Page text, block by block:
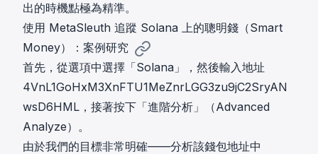
出的時機點極為精準。
使用 MetaSleuth 追蹤 Solana 上的聰明錢（Smart
Money）：案例研究
首先，從選項中選擇「Solana」，然後輸入地址
4VnL1GoHxM3XnFTU1MeZnrLGG3zu9jC2SryAN
wsD6HML，接著按下「進階分析」（Advanced
Analyze）。
由於我們的目標非常明確——分析該錢包地址中